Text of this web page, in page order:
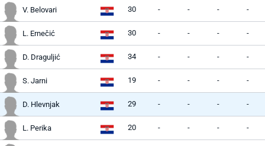
V. Belovari 30 - - - -
L. Ernečić 30 - - - -
D. Draguljić 34 - - - -
S. Jarni 19 - - - -
D. Hlevnjak 29 - - - -
L. Perika 20 - - - -